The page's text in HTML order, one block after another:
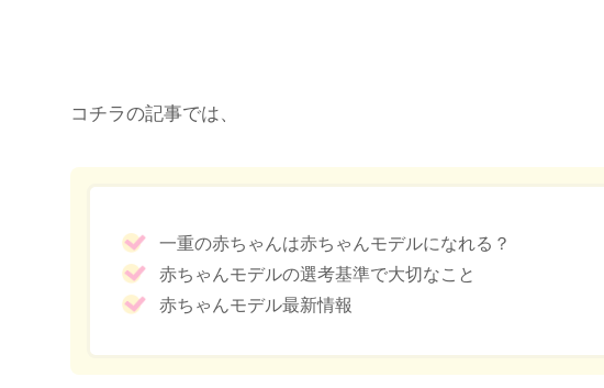
コチラの記事では、
一重の赤ちゃんは赤ちゃんモデルになれる？
赤ちゃんモデルの選考基準で大切なこと
赤ちゃんモデル最新情報